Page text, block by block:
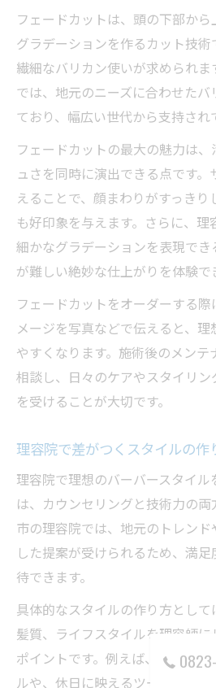
フェードカットは、頭の下部か
グラデーションを作るカット技
繊細なバリカン使いが求められ
では、地元のニーズに合わせた
ており、幅広い世代から支持され
フェードカットの最大の魅力は
ュさを同時に演出できる点です
えることで、顔まわりがすっきり
も好印象を与えます。さらに、
細かなグラデーションを表現で
が難しい絶妙な仕上がりを体験で
フェードカットをオーダーする
メージを写真などで伝えると、
やすくなります。施術後のメン
相談し、日々のケアやスタイリ
を受けることが大切です。
理容院で差がつくスタイルの作
理容院で理想のバーバースタイ
は、カウンセリングと技術力の
市の理容院では、地元のトレン
した提案が受けられるため、満
待できます。
具体的なスタイルの作り方として
髪質、ライフスタイルを理容師
ポイントです。例えば、ビジネス
ルや、休日に映えるツーブロッ